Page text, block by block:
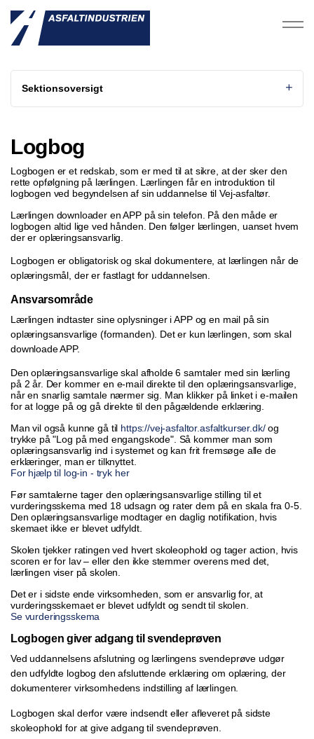
Sektionsoversigt
Logbog
Logbogen er et redskab, som er med til at sikre, at der sker den
rette opfølgning på lærlingen. Lærlingen får en introduktion til
logbogen ved begyndelsen af sin uddannelse til Vej-asfaltør.
Lærlingen downloader en APP på sin telefon. På den måde er
logbogen altid lige ved hånden. Den følger lærlingen, uanset hvem
der er oplæringsansvarlig.
Logbogen er obligatorisk og skal dokumentere, at lærlingen når de
oplæringsmål, der er fastlagt for uddannelsen.
Ansvarsområde
Lærlingen indtaster sine oplysninger i APP og en mail på sin
oplæringsansvarlige (formanden). Det er kun lærlingen, som skal
downloade APP.
Den oplæringsansvarlige skal afholde 6 samtaler med sin lærling
på 2 år. Der kommer en e-mail direkte til den oplæringsansvarlige,
når en snarlig samtale nærmer sig. Man klikker på linket i e-mailen
for at logge på og gå direkte til den pågældende erklæring.
Man vil også kunne gå til https://vej-asfaltor.asfaltkurser.dk/og
trykke på "Log på med engangskode". Så kommer man som
oplæringsansvarlig ind i systemet og kan frit fremsøge alle de
erklæringer, man er tilknyttet.
For hjælp til log-in - tryk her
Før samtalerne tager den oplæringsansvarlige stilling til et
vurderingsskema med 18 udsagn og rater dem på en skala fra 0-5.
Den oplæringsansvarlige modtager en daglig notifikation, hvis
skemaet ikke er blevet udfyldt.
Skolen tjekker ratingen ved hvert skoleophold og tager action, hvis
scoren er for lav – eller den ikke stemmer overens med det,
lærlingen viser på skolen.
Det er i sidste ende virksomheden, som er ansvarlig for, at
vurderingsskemaet er blevet udfyldt og sendt til skolen.
Se vurderingsskema
Logbogen giver adgang til svendeprøven
Ved uddannelsens afslutning og lærlingens svendeprøve udgør
den udfyldte logbog den afsluttende erklæring om oplæring, der
dokumenterer virksomhedens indstilling af lærlingen.
Logbogen skal derfor være indsendt eller afleveret på sidste
skoleophold for at give adgang til svendeprøven.